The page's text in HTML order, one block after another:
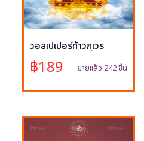
วอลเปเปอร์ท้าวกุเวร
฿189 ขายแล้ว 242 ชิ้น